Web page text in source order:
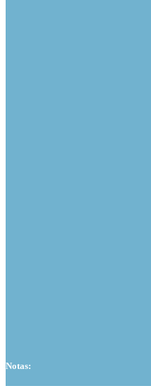
Notas: